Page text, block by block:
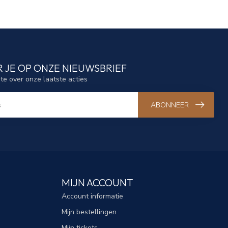
JE OP ONZE NIEUWSBRIEF
over onze laatste acties
ABONNEER
MIJN ACCOUNT
Account informatie
Mijn bestellingen